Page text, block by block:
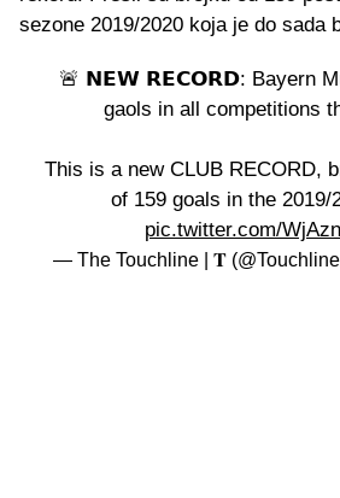
sezone 2019/2020 koja je do sada
🚨 𝗡𝗘𝗪 𝗥𝗘𝗖𝗢𝗥𝗗: Bayern
gaols in all competitions
This is a new CLUB RECORD,
of 159 goals in the 2019/
pic.twitter.com/
— The Touchline | 𝐓